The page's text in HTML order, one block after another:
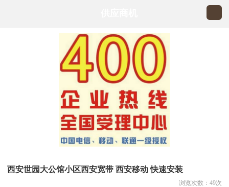
西安世园大公馆小区西安宽带 西安移动 快速安装
浏览次数： 49次